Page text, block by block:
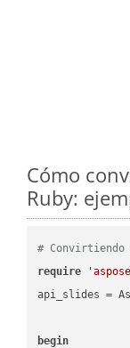
Cómo
Ruby:
# Convirtiendo
require
api_slides =
begin